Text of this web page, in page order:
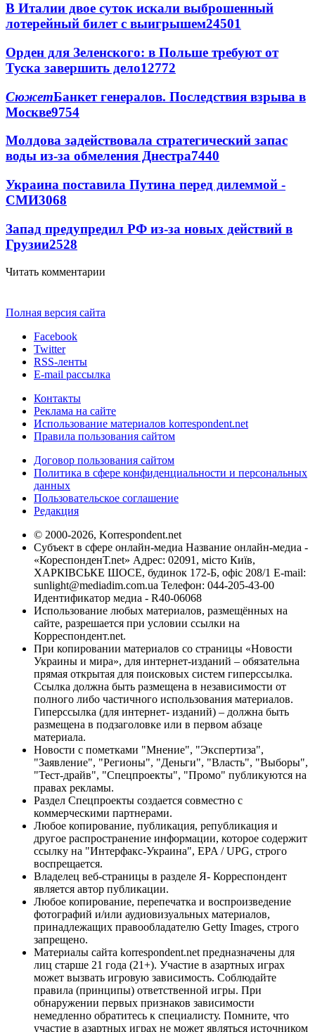
В Италии двое суток искали выброшенный
лотерейный билет с выигрышем24501
Орден для Зеленского: в Польше требуют от
Туска завершить дело12772
СюжетБанкет генералов. Последствия взрыва в
Москве9754
Молдова задействовала стратегический запас
воды из-за обмеления Днестра7440
Украина поставила Путина перед дилеммой -
СМИ3068
Запад предупредил РФ из-за новых действий в
Грузии2528
Читать комментарии
Полная версия сайта
Facebook
Twitter
RSS-ленты
E-mail рассылка
Контакты
Реклама на сайте
Использование материалов korrespondent.net
Правила пользования сайтом
Договор пользования сайтом
Политика в сфере конфиденциальности и персональных
данных
Пользовательское соглашение
Редакция
© 2000-2026, Korrespondent.net
Субъект в сфере онлайн-медиа Название онлайн-медиа -
«КореспонденТ.net» Адрес: 02091, місто Київ,
ХАРКІВСЬКЕ ШОСЕ, будинок 172-Б, офіс 208/1 E-mail:
sunlight@mediadim.com.ua Телефон: 044-205-43-00
Идентификатор медиа - R40-06068
Использование любых материалов, размещённых на
сайте, разрешается при условии ссылки на
Корреспондент.net.
При копировании материалов со страницы «Новости
Украины и мира», для интернет-изданий – обязательна
прямая открытая для поисковых систем гиперссылка.
Ссылка должна быть размещена в независимости от
полного либо частичного использования материалов.
Гиперссылка (для интернет- изданий) – должна быть
размещена в подзаголовке или в первом абзаце
материала.
Новости с пометками "Мнение", "Экспертиза",
"Заявление", "Регионы", "Деньги", "Власть", "Выборы",
"Тест-драйв", "Спецпроекты", "Промо" публикуются на
правах рекламы.
Раздел Спецпроекты создается совместно с
коммерческими партнерами.
Любое копирование, публикация, републикация и
другое распространение информации, которое содержит
ссылку на "Интерфакс-Украина", EPA / UPG, строго
воспрещается.
Владелец веб-страницы в разделе Я- Корреспондент
является автор публикации.
Любое копирование, перепечатка и воспроизведение
фотографий и/или аудиовизуальных материалов,
принадлежащих правообладателю Getty Images, строго
запрещено.
Материалы сайта korrespondent.net предназначены для
лиц старше 21 года (21+). Участие в азартных играх
может вызвать игровую зависимость. Соблюдайте
правила (принципы) ответственной игры. При
обнаружении первых признаков зависимости
немедленно обратитесь к специалисту. Помните, что
участие в азартных играх не может являться источником